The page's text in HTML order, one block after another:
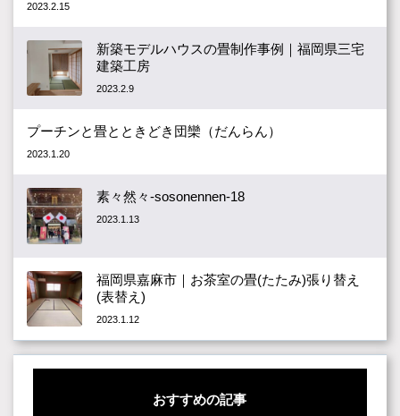
2023.2.15
新築モデルハウスの畳制作事例｜福岡県三宅
建築工房
2023.2.9
プーチンと畳とときどき団欒（だんらん）
2023.1.20
素々然々-sosonennen-18
2023.1.13
福岡県嘉麻市｜お茶室の畳(たたみ)張り替え
(表替え)
2023.1.12
おすすめの記事